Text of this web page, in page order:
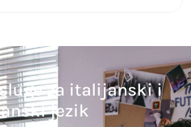
za italijanski i
jezik